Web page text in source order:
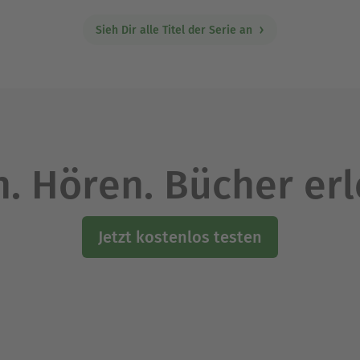
Sieh Dir alle Titel der Serie an
Hören. Bücher
Jetzt kostenlos testen